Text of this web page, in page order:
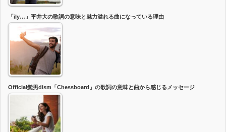
「ily…」平井大の歌詞の意味と魅力溢れる曲になっている理由
Official髭男dism「Chessboard」の歌詞の意味と曲から感じるメッセージ